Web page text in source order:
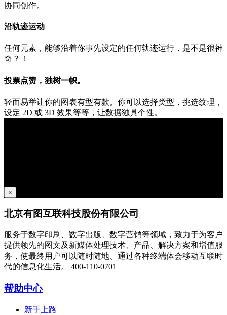
协同创作。
沿轨迹运动
任何元素，能够沿着你事先设定的任何轨迹运行，是不是很神
奇？！
投票点赞，独树一帜。
轻而易举让你的图表有型有款。你可以选择类型，挑选纹理，
设定 2D 或 3D 效果等等，让数据独具个性。
×
北京有图互联科技股份有限公司
服务于数字印刷、数字出版、数字营销等领域，致力于为客户
提供领先的图文及新媒体处理技术、产品、解决方案和增值服
务，使最终用户可以随时随地、通过各种终端体会移动互联时
代的信息化生活。
400-110-0701
帮助中心
新手上路